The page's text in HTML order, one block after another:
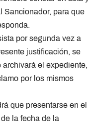
Sancionador, para que
por segunda vez a
justificación, se
el expediente,
por los mismos
que presentarse en el
la fecha de la